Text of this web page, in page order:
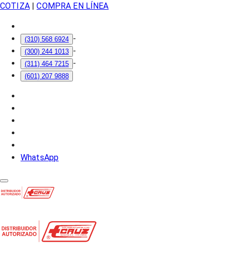
COTIZA| COMPRA EN LÍNEA
(310) 568 6924 -
(300) 244 1013 -
(311) 464 7215 -
(601) 207 9888
WhatsApp